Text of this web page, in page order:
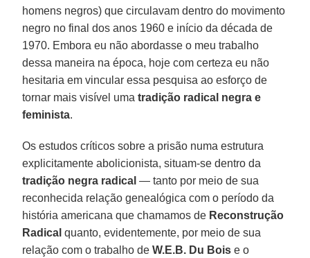
homens negros) que circulavam dentro do movimento
negro no final dos anos 1960 e início da década de
1970. Embora eu não abordasse o meu trabalho
dessa maneira na época, hoje com certeza eu não
hesitaria em vincular essa pesquisa ao esforço de
tornar mais visível umatradição radical negra e
feminista.
Os estudos críticos sobre a prisão numa estrutura
explicitamente abolicionista, situam-se dentro da
tradição negra radical — tanto por meio de sua
reconhecida relação genealógica com o período da
história americana que chamamos de Reconstrução
Radical quanto, evidentemente, por meio de sua
relação com o trabalho deW.E.B. Du Bois e o